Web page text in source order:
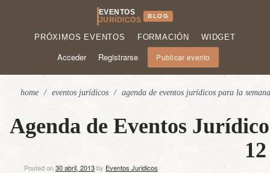
EVENTOS
JURÍDICOS
BLOG
PRÓXIMOS EVENTOS FORMACIÓN WIDGET
Acceder Registrarse Publicar evento
home / eventos jurídicos / agenda de eventos jurídicos para la
Agenda de Eventos
Posted on30 abril, 2013by Eventos Juridicos